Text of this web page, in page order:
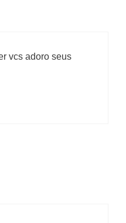
vcs adoro seus